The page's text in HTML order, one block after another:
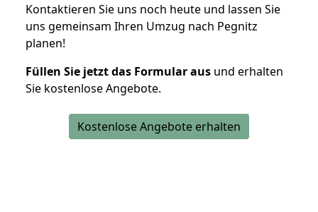
Kontaktieren Sie uns noch heute und lassen Sie
uns gemeinsam Ihren Umzug nach Pegnitz
planen!
Füllen Sie jetzt das Formular aus und erhalten
Sie kostenlose Angebote.
Kostenlose Angebote erhalten